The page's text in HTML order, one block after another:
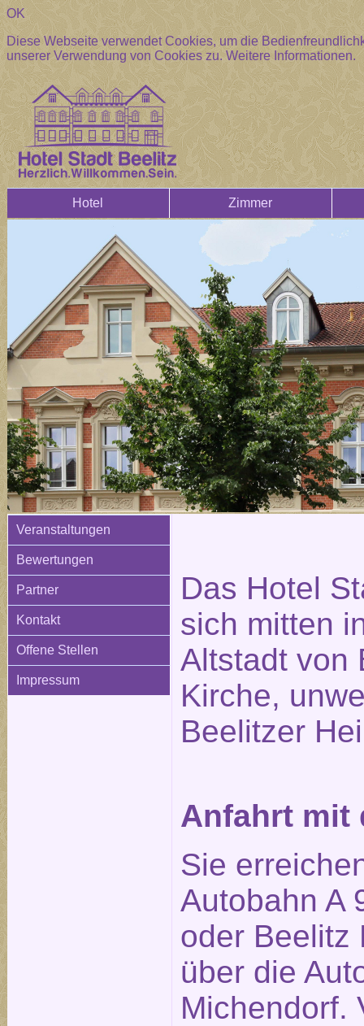
OK
Diese Webseite verwendet Cookies, um die
unserer Verwendung von Cookies zu.Weitere Informationen.
Hotel Zimmer
Veranstaltungen
Bewertungen
Partner
Kontakt
Offene Stellen
Impressum
Das Hotel
sich mitten
Altstadt von
Kirche,
Beelitzer
Anfahrt mit
Sie
Autobahn A
oder Beelitz
über die
Michendorf.